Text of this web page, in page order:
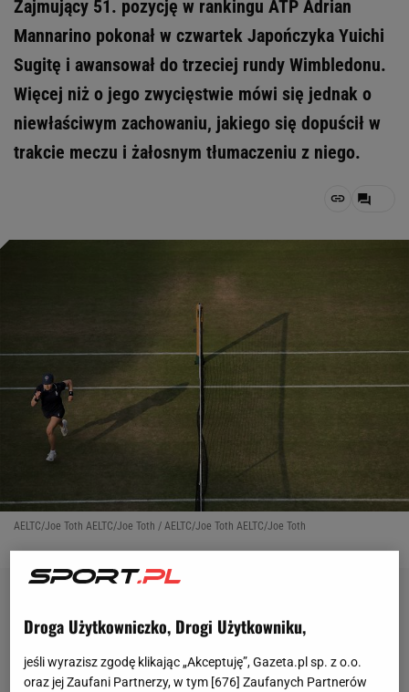
Zajmujący 51. pozycję w rankingu ATP Adrian
Mannarino pokonał w czwartek Japończyka Yuichi
Sugitę i awansował do trzeciej rundy Wimbledonu.
Więcej niż o jego zwycięstwie mówi się jednak o
niewłaściwym zachowaniu, jakiego się dopuścił w
trakcie meczu i żałosnym tłumaczeniu z niego.
AELTC/Joe Toth AELTC/Joe Toth / AELTC/Joe Toth AELTC/Joe Toth
Droga Użytkowniczko, Drogi Użytkowniku,
jeśli wyrazisz zgodę klikając „Akceptuję”, Gazeta.pl sp. z o.o.
oraz jej Zaufani Partnerzy, w tym [676] Zaufanych Partnerów